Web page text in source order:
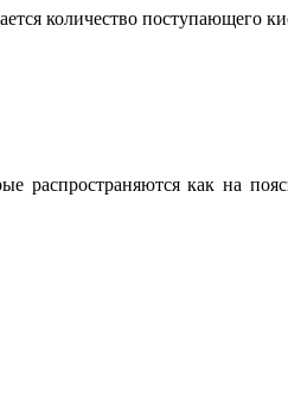
количество поступающего
распространяются как на